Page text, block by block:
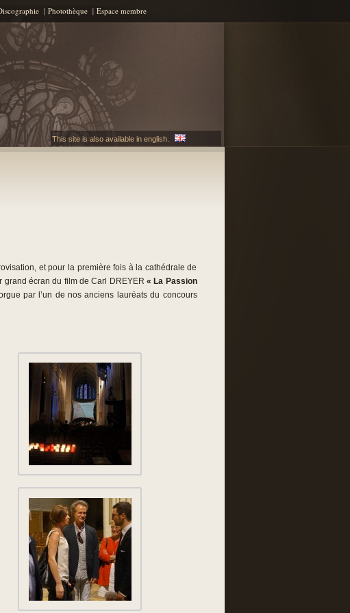
Photothèque Espace membre
This site is also available in english.
et pour la première fois à la cathédrale de
écran du film de Carl DREYER « La Passion
par l’un de nos anciens lauréats du concours